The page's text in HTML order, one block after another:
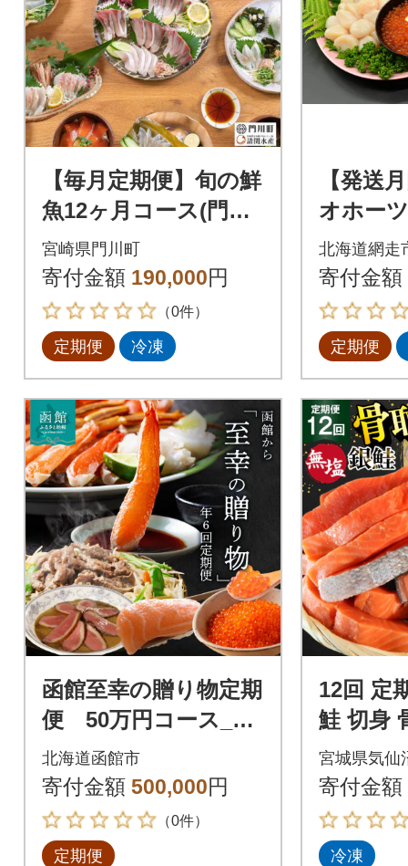
【毎月定期便】旬の鮮
魚12ヶ月コース(門川
町)全12回
宮崎県門川町
寄付金額 190,000円
（0件）
定期便 冷凍
【発送
オホー
かにや
定期便
届け致
北海道網走
寄付金額
定期便
函館至幸の贈り物定期
便 50万円コース_HS
001-002
北海道函館市
寄付金額 500,000円
（0件）
定期便
12回 定
鮭 切身
5kg 大
564961]
宮城県気仙
寄付金額
冷凍